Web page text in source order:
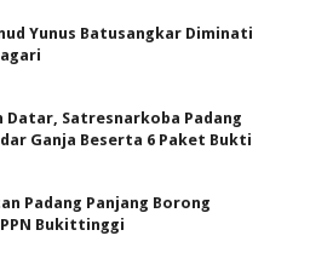
Yunus Batusangkar Diminati
Datar, Satresnarkoba Padang
Ganja Beserta 6 Paket Bukti
Padang Panjang Borong
Bukittinggi